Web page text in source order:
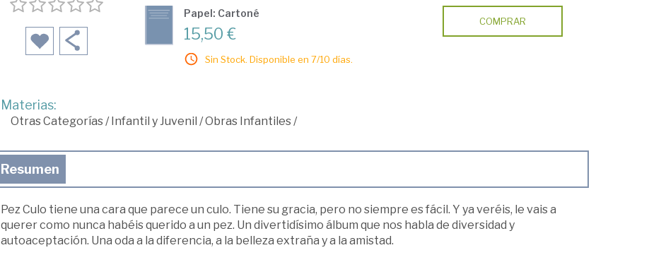
Papel: Cartoné
15,50 €
Sin Stock. Disponible en 7/10 días.
COMPRAR
Materias:
Otras Categorías/Infantil y Juvenil /Obras Infantiles/
Resumen
Pez Culo tiene una cara que parece un culo. Tiene su gracia, pero no siempre es fácil. Y ya veréis, le vais a
querer como nunca habéis querido a un pez. Un divertidísimo álbum que nos habla de diversidad y
autoaceptación. Una oda a la diferencia, a la belleza extraña y a la amistad.